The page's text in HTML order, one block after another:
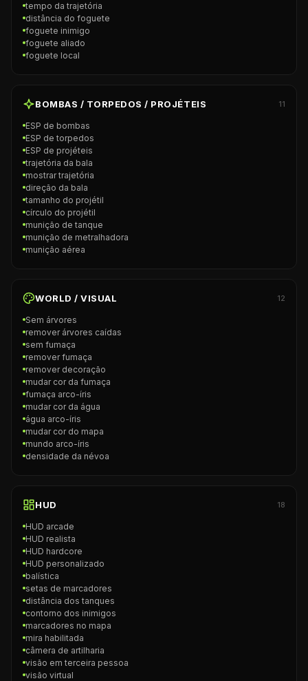
tempo da trajetória
distância do foguete
foguete inimigo
foguete aliado
foguete local
BOMBAS / TORPEDOS / PROJÉTEIS 11
ESP de bombas
ESP de torpedos
ESP de projéteis
trajetória da bala
mostrar trajetória
direção da bala
tamanho do projétil
círculo do projétil
munição de tanque
munição de metralhadora
munição aérea
WORLD / VISUAL 12
Sem árvores
remover árvores caídas
sem fumaça
remover fumaça
remover decoração
mudar cor da fumaça
fumaça arco-íris
mudar cor da água
água arco-íris
mudar cor do mapa
mundo arco-íris
densidade da névoa
HUD 18
HUD arcade
HUD realista
HUD hardcore
HUD personalizado
balística
setas de marcadores
distância dos tanques
contorno dos inimigos
marcadores no mapa
mira habilitada
câmera de artilharia
visão em terceira pessoa
visão virtual